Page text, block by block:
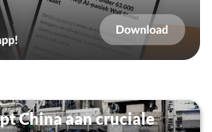
China aan cruciale